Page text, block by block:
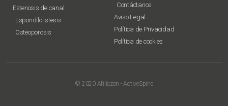
Estenosis de canal
Espondilolistesis
Osteoporosis
Contáctanos
Aviso Legal
Política de Privacidad
Política de cookies
© 2020 Afiliazon - ActiveSpine